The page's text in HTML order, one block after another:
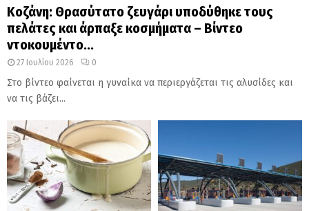
Κοζάνη: Θρασύτατο ζευγάρι υποδύθηκε τους
πελάτες και άρπαξε κοσμήματα – Βίντεο
ντοκουμέντο...
27 Ιουλίου 2026 0
Στο βίντεο φαίνεται η γυναίκα να περιεργάζεται τις αλυσίδες και
να τις βάζει...